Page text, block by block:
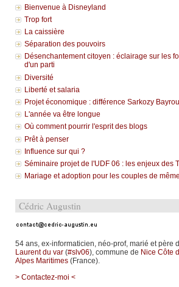
Bienvenue à Disneyland
Trop fort
La caissière
Séparation des pouvoirs
Désenchantement citoyen : éclairage sur les
d'un parti
Diversité
Liberté et salaria
Projet économique : différence Sarkozy Bayrou
L'année va être longue
Où comment pourrir l'esprit des blogs
Prêt à penser
Influence sur qui ?
Séminaire projet de l'UDF 06 : les enjeux des
Mariage et adoption pour les couples de
Cédric Augustin
54 ans, ex-informaticien, néo-prof, marié et père
Laurent du var(#slv06), commune de Nice Côte
Alpes Maritimes(France).
> Contactez-moi <